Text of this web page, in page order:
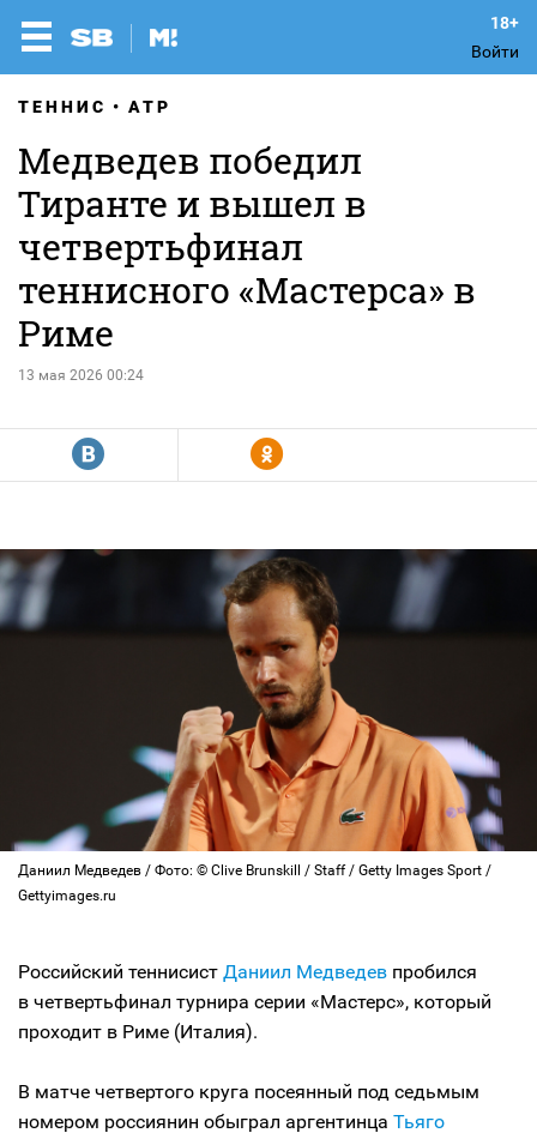
Войти
ТЕННИС ATP
Медведев победил
Тиранте и вышел в
четвертьфинал
теннисного «Мастерса» в
Риме
13 мая 2026 00:24
R Y
Даниил Медведев / Фото: © Clive Brunskill / Staff / Getty Images Sport /
Gettyimages.ru
Российский теннисист Даниил Медведев пробился
в четвертьфинал турнира серии «Мастерс», который
проходит в Риме (Италия).
В матче четвертого круга посеянный под седьмым
номером россиянин обыграл аргентинца Тьяго